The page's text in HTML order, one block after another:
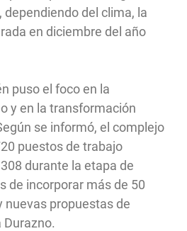
del clima, la
en diciembre del año
puso el foco en la
y en la transformación
se informó, el complejo
puestos de trabajo
durante la etapa de
de incorporar más de 50
nuevas propuestas de